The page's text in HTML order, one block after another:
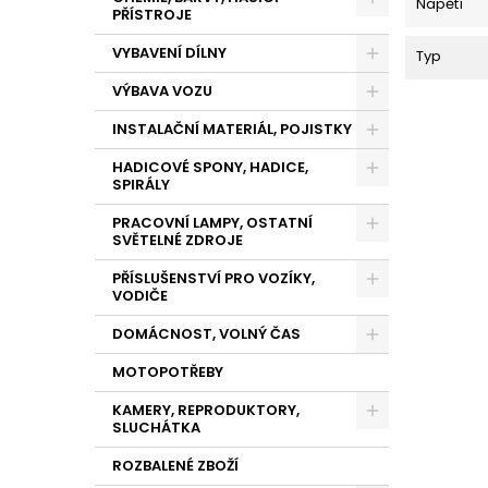
PŘÍSTROJE
VYBAVENÍ DÍLNY
VÝBAVA VOZU
INSTALAČNÍ MATERIÁL, POJISTKY
HADICOVÉ SPONY, HADICE,
SPIRÁLY
PRACOVNÍ LAMPY, OSTATNÍ
SVĚTELNÉ ZDROJE
PŘÍSLUŠENSTVÍ PRO VOZÍKY,
VODIČE
DOMÁCNOST, VOLNÝ ČAS
MOTOPOTŘEBY
KAMERY, REPRODUKTORY,
SLUCHÁTKA
ROZBALENÉ ZBOŽÍ
Napětí
Typ